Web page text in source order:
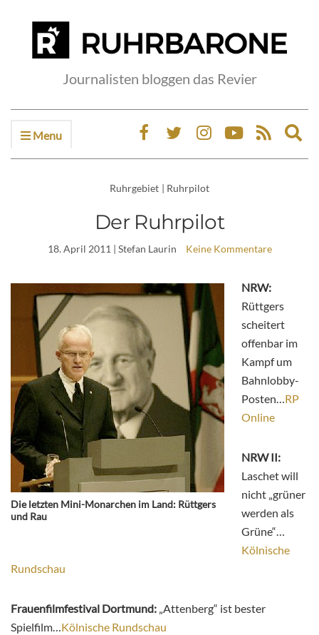
Journalisten bloggen das Revier
Menu
Ruhrgebiet | Ruhrpilot
Der Ruhrpilot
18. April 2011 | Stefan Laurin Keine Kommentare
Die letzten Mini-Monarchen im Land: Rüttgers
und Rau
NRW:
Rüttgers
scheitert
offenbar im
Kampf um
Bahnlobby-
Posten…RP
Online
NRW II:
Laschet will
nicht „grüner
werden als
Grüne“…
Kölnische
Rundschau
Frauenfilmfestival Dortmund: „Attenberg“ ist bester
Spielfilm…Kölnische Rundschau